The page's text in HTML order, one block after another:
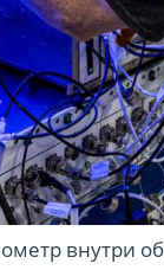
внутри